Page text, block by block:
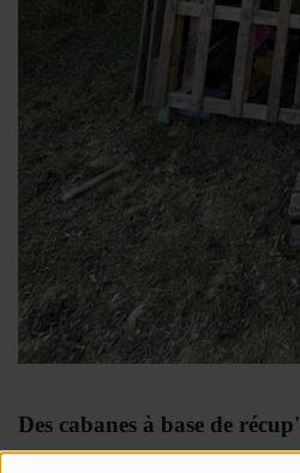
Des cabanes à base de récup'